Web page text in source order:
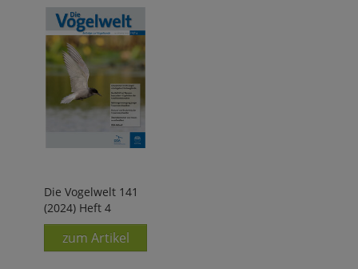
Die Vogelwelt 141
(2024) Heft 4
zum Artikel